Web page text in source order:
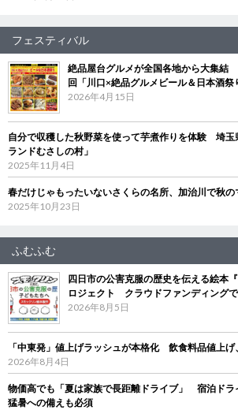
フェスティバル
絶品屋台グルメが全国各地から大集結
回「川口×絶品グルメビール＆日本酒
2026年4月15日
自分で収穫した秋野菜を使って芋煮作りを体験 埼玉
ランドむさしの村」
2025年11月4日
春だけじゃもったいないさくらの名所、加治川で秋の
2025年10月23日
ふむふむ
四日市の公害克服の歴史を伝える絵本
ロジェクト クラウドファンディング
2026年8月5日
「中東発」値上げラッシュが本格化 飲食料品値上
2026年8月4日
物価高でも「夏は家族で長距離ドライブ」 宿泊ドラ
猛暑への備えも必須